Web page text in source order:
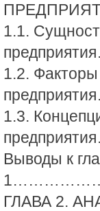
1.1.
1.2. Факторы
1.3.
Выводы к
ГЛАВА 2.